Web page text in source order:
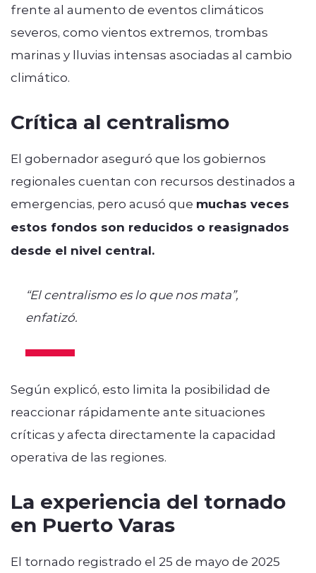
frente al aumento de eventos climáticos
severos, como vientos extremos, trombas
marinas y lluvias intensas asociadas al cambio
climático.
Crítica al centralismo
El gobernador aseguró que los gobiernos
regionales cuentan con recursos destinados a
emergencias, pero acusó que muchas veces
estos fondos son reducidos o reasignados
desde el nivel central.
“El centralismo es lo que nos mata”,
enfatizó.
Según explicó, esto limita la posibilidad de
reaccionar rápidamente ante situaciones
críticas y afecta directamente la capacidad
operativa de las regiones.
La experiencia del tornado
en Puerto Varas
El tornado registrado el 25 de mayo de 2025